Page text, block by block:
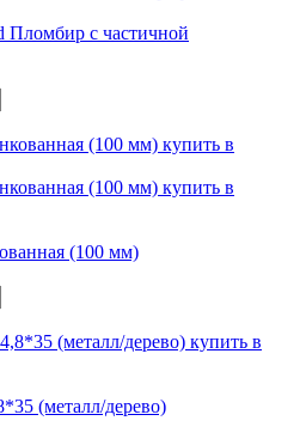
Пломбир с частичной
(100 мм)
(металл/дерево)